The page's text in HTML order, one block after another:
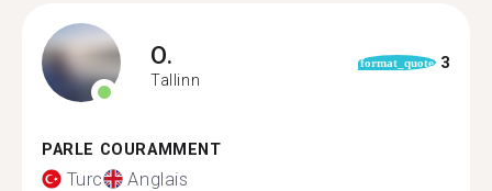
O.
Tallinn
format_quote 3
PARLE COURAMMENT
Turc Anglais